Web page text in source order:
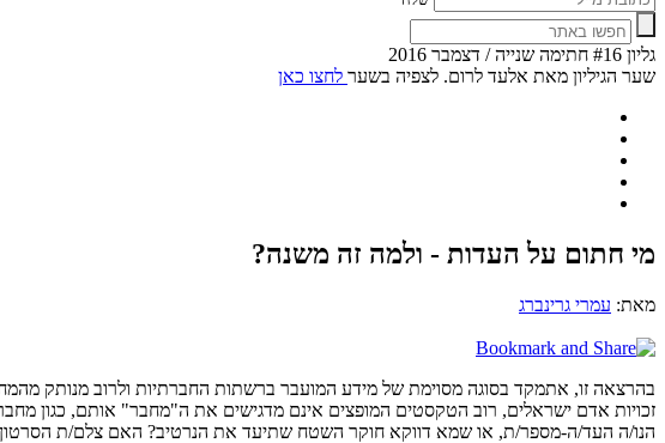
גליון #16 חתימה שנייה / דצמבר 2016
שער הגיליון מאת אלעד לרום. לצפיה בשער לחצו כאן
מי חתום על העדות - ולמה זה משנה?
מאת: עמרי גרינברג
בהרצאה זו, אתמקד בסוגה מסוימת של מידע המועבר ברשתות החברתיות ולרוב מנותק
זכויות אדם ישראלים, רוב הטקסטים המופצים אינם מדגישים את ה"מחבר" אותם, כגון
הנו/ה העד/ה-מספר/ת, או שמא דווקא חוקר השטח שתיעד את הנרטיב? האם צלם/ת הסרטון